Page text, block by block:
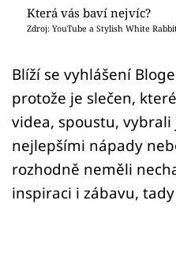
Přihlášení
Sledujte nás
Která vás baví nejvíc?
Zdroj: YouTube a Stylish White
Blíží se vyhlášení
protože je slečen,
videa, spoustu, vybrali
nejlepšími nápady
rozhodně neměli
inspiraci i zábavu,